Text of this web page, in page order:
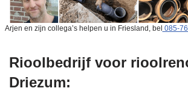
Arjen en zijn collega’s helpen u in Friesland, bel 085-
Rioolbedrijf voor
Driezum: